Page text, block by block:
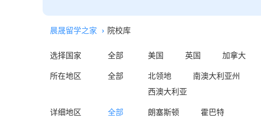
晨晟留学之家 院校库
选择国家 全部 美国 英国 加拿大
所在地区
全部 北领地 南澳大利亚州
西澳大利亚
详细地区
全部 朗塞斯顿
霍巴特